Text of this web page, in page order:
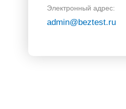
Электронный адрес:
admin@beztest.ru